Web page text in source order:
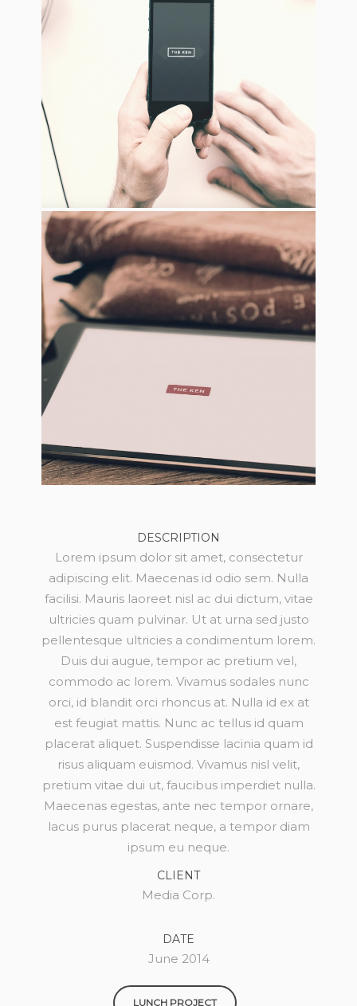
DESCRIPTION
Lorem ipsum dolor sit amet, consectetur
adipiscing elit. Maecenas id odio sem. Nulla
facilisi. Mauris laoreet nisl ac dui dictum, vitae
ultricies quam pulvinar. Ut at urna sed justo
pellentesque ultricies a condimentum lorem.
Duis dui augue, tempor ac pretium vel,
commodo ac lorem. Vivamus sodales nunc
orci, id blandit orci rhoncus at. Nulla id ex at
est feugiat mattis. Nunc ac tellus id quam
placerat aliquet. Suspendisse lacinia quam id
risus aliquam euismod. Vivamus nisl velit,
pretium vitae dui ut, faucibus imperdiet nulla.
Maecenas egestas, ante nec tempor ornare,
lacus purus placerat neque, a tempor diam
ipsum eu neque.
CLIENT
Media Corp.
DATE
June 2014
LUNCH PROJECT